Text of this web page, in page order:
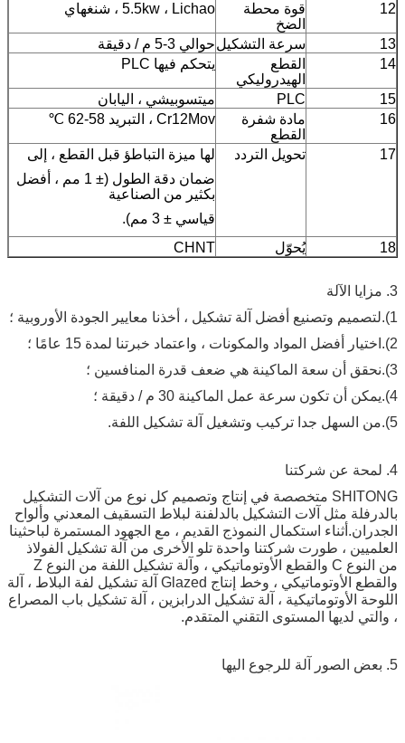
12
قوة محطة
الضخ
5.5kw ، Lichao ، شنغهاي
13 سرعة التشكيلحوالي 3-5 م / دقيقة
14
القطع
الهيدروليكي
يتحكم فيها PLC
15
PLC
ميتسوبيشي ، اليابان
16
مادة شفرة
القطع
Cr12Mov ، التبريد 58-62 ℃
17 تحويل التردد
لها ميزة التباطؤ قبل القطع ، إلى
ضمان دقة الطول (± 1 مم ، أفضل
بكثير من الصناعية
قياسي ± 3 مم).
18
يُحوّل CHNT
3. مزايا الآلة
1).لتصميم وتصنيع أفضل آلة تشكيل ، أخذنا معايير الجودة الأوروبية ؛
2).اختيار أفضل المواد والمكونات ، واعتماد خبرتنا لمدة 15 عامًا ؛
3).نحقق أن سعة الماكينة هي ضعف قدرة المنافسين ؛
4).يمكن أن تكون سرعة عمل الماكينة 30 م / دقيقة ؛
5).من السهل جدا تركيب وتشغيل آلة تشكيل اللفة.
4. لمحة عن شركتنا
SHITONG متخصصة في إنتاج وتصميم كل نوع من آلات التشكيل
بالدرفلة مثل آلات التشكيل بالدلفنة لبلاط التسقيف المعدني وألواح
الجدران.أثناء استكمال النموذج القديم ، مع الجهود المستمرة لباحثينا
العلميين ، طورت شركتنا واحدة تلو الأخرى من آلة تشكيل الفولاذ
من النوع C والقطع الأوتوماتيكي ، وآلة تشكيل اللفة من النوع Z
والقطع الأوتوماتيكي ، وخط إنتاج Glazed آلة تشكيل لفة البلاط ، آلة
اللوحة الأوتوماتيكية ، آلة تشكيل الدرابزين ، آلة تشكيل باب المصراع
، والتي لديها المستوى التقني المتقدم.
5. بعض الصور آلة للرجوع اليها